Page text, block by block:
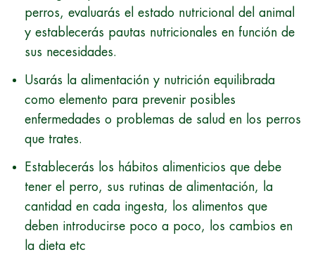
perros, evaluarás el estado nutricional del animal
y establecerás pautas nutricionales en función de
sus necesidades.
Usarás la alimentación y nutrición equilibrada
como elemento para prevenir posibles
enfermedades o problemas de salud en los perros
que trates.
Establecerás los hábitos alimenticios que debe
tener el perro, sus rutinas de alimentación, la
cantidad en cada ingesta, los alimentos que
deben introducirse poco a poco, los cambios en
la dieta etc